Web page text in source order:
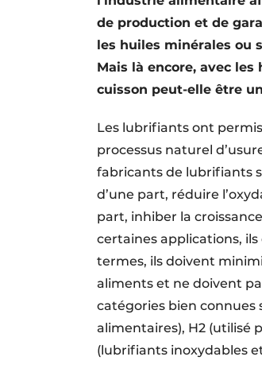
de production et de
les huiles minérales ou
Mais là encore, avec
cuisson peut-elle être
Les lubrifiants ont
processus naturel
fabricants de lubrifiants
d’une part, réduire
part, inhiber la
certaines applications,
termes, ils doivent
aliments et ne doivent
catégories bien connues
alimentaires), H2 (utilisé
(lubrifiants inoxydables